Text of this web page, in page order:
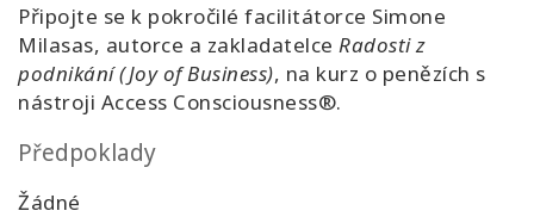
Připojte se k pokročilé facilitátorce Simone
Milasas, autorce a zakladatelce Radosti z
podnikání (Joy of Business), na kurz o penězích s
nástroji Access Consciousness®.
Předpoklady
Žádné